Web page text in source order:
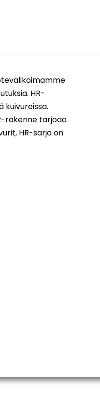
HR-
rakenne tarjoaa
HR-sarja on